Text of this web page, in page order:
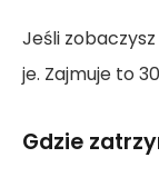
Jeśli
je. Zajmuje to
Gdzie